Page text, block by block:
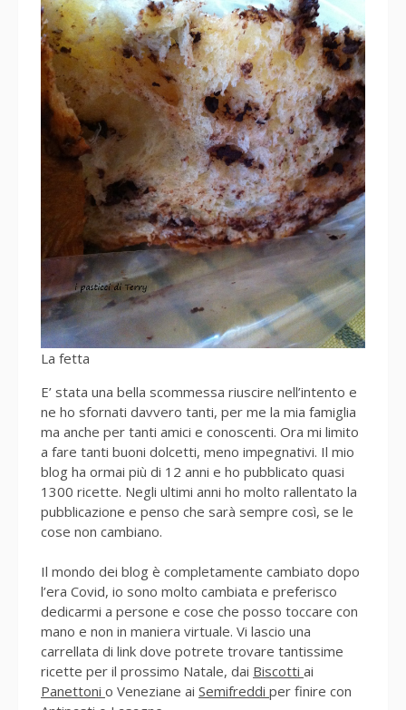
La fetta
E’ stata una bella scommessa riuscire nell’intento e
ne ho sfornati davvero tanti, per me la mia famiglia
ma anche per tanti amici e conoscenti. Ora mi limito
a fare tanti buoni dolcetti, meno impegnativi. Il mio
blog ha ormai più di 12 anni e ho pubblicato quasi
1300 ricette. Negli ultimi anni ho molto rallentato la
pubblicazione e penso che sarà sempre così, se le
cose non cambiano.
Il mondo dei blog è completamente cambiato dopo
l’era Covid, io sono molto cambiata e preferisco
dedicarmi a persone e cose che posso toccare con
mano e non in maniera virtuale. Vi lascio una
carrellata di link dove potrete trovare tantissime
ricette per il prossimo Natale, dai Biscotti ai
Panettoni o Veneziane ai Semifreddi per finire con